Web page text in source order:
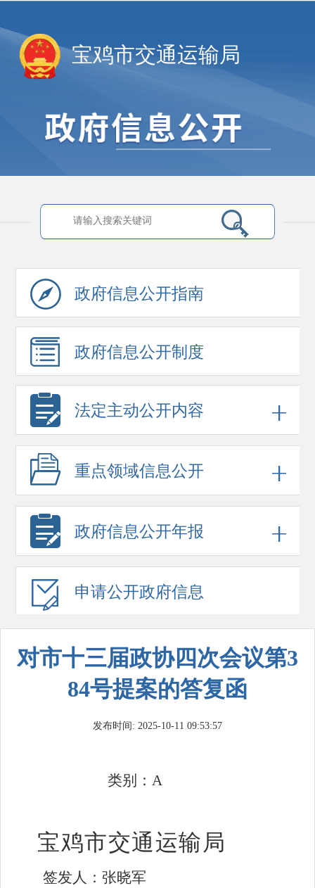
宝鸡市交通运输局
政府信息公开指南
政府信息公开制度
法定主动公开内容
重点领域信息公开
政府信息公开年报
申请公开政府信息
对市十三届政协四次会议第3
84号提案的答复函
发布时间: 2025-10-11 09:53:57
类别：A
宝鸡市交通运输局
签发人：张晓军